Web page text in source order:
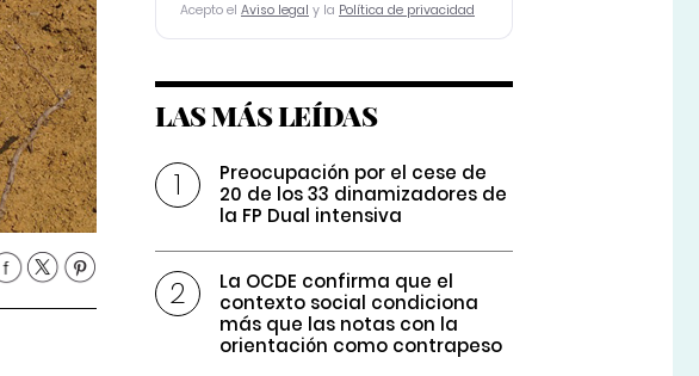
Acepto el Aviso legal y la Política de privacidad
LAS MÁS LEÍDAS
Preocupación por el cese de
20 de los 33 dinamizadores de
la FP Dual intensiva
La OCDE confirma que el
contexto social condiciona
más que las notas con la
orientación como contrapeso